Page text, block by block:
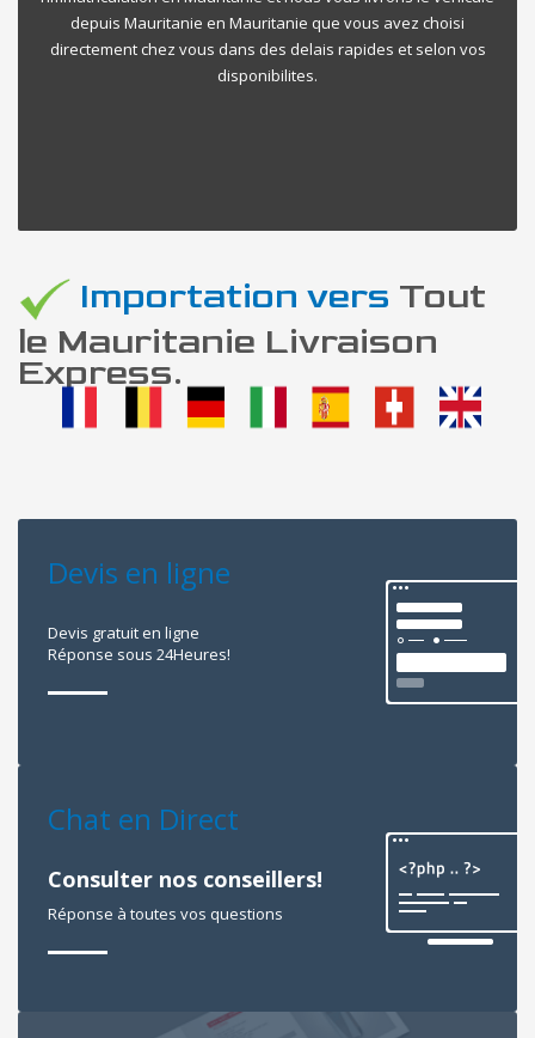
depuis Mauritanie en Mauritanie que vous avez choisi
directement chez vous dans des delais rapides et selon vos
disponibilites.
Importation vers Tout
le Mauritanie Livraison
Express.
Devis en ligne
Devis gratuit en ligne
Réponse sous 24Heures!
Chat en Direct
Consulter nos conseillers!
Réponse à toutes vos questions